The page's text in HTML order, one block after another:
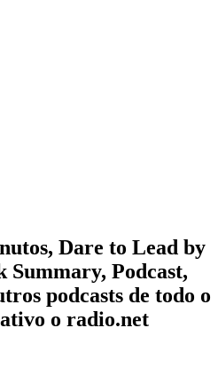
Dare to Lead by
Summary, Podcast,
podcasts de todo o
o radio.net